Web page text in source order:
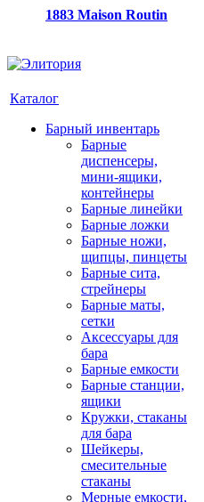
1883 Maison Routin
Каталог
Барный инвентарь
Барные
диспенсеры,
мини-ящики,
контейнеры
Барные линейки
Барные ложки
Барные ножи,
щипцы, пинцеты
Барные сита,
стрейнеры
Барные маты,
сетки
Аксессуары для
бара
Барные емкости
Барные станции,
ящики
Кружки, стаканы
для бара
Шейкеры,
смесительные
стаканы
Мерные емкости,